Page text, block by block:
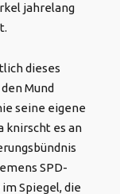
jahrelang
.
dieses
Mund
seine eigene
knirscht es an
SPD-
Spiegel, die